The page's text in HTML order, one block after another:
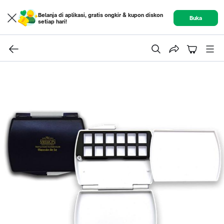
Belanja di aplikasi, gratis ongkir & kupon diskon
setiap hari!
Buka